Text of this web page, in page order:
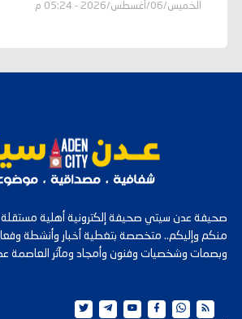
الخميس/06/أغسطس/2026 - 05:24 م
صحيفة عدن سيتي صحيفة إلكترونية أهلية مستقلة
منكم وإليكم.. متخصصة بتغطية أخبار وأنشطة
وبصمات وشخصيات وفنون وأمجاد ومآثر العاصمة